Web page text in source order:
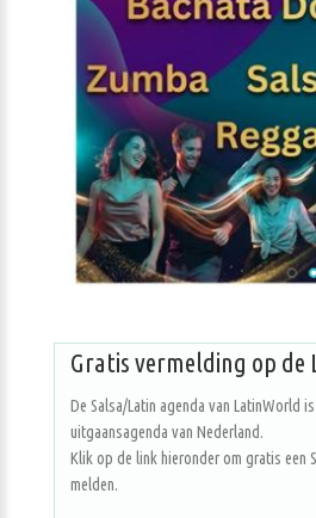
Gratis vermelding op de
De Salsa/Latin agenda van LatinWorld
uitgaansagenda van Nederland.
Klik op de link hieronder om gratis een
melden.